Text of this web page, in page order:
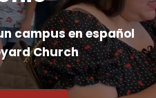
campus en español
Church